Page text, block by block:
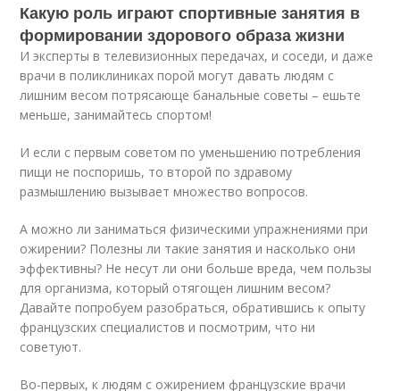
Какую роль играют спортивные занятия в
формировании здорового образа жизни
И эксперты в телевизионных передачах, и соседи, и даже
врачи в поликлиниках порой могут давать людям с
лишним весом потрясающе банальные советы – ешьте
меньше, занимайтесь спортом!
И если с первым советом по уменьшению потребления
пищи не поспоришь, то второй по здравому
размышлению вызывает множество вопросов.
А можно ли заниматься физическими упражнениями при
ожирении? Полезны ли такие занятия и насколько они
эффективны? Не несут ли они больше вреда, чем пользы
для организма, который отягощен лишним весом?
Давайте попробуем разобраться, обратившись к опыту
французских специалистов и посмотрим, что ни
советуют.
Во-первых, к людям с ожирением французские врачи